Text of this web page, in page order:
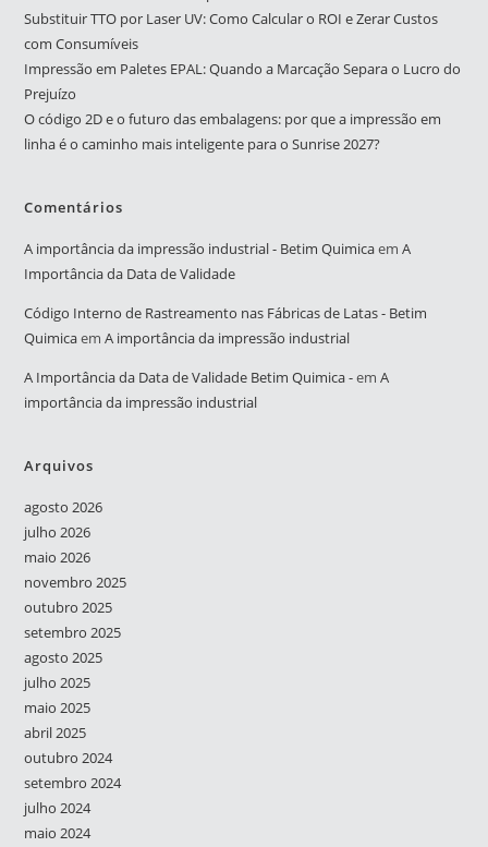
Substituir TTO por Laser UV: Como Calcular o ROI e Zerar Custos
com Consumíveis
Impressão em Paletes EPAL: Quando a Marcação Separa o Lucro do
Prejuízo
O código 2D e o futuro das embalagens: por que a impressão em
linha é o caminho mais inteligente para o Sunrise 2027?
Comentários
A importância da impressão industrial - Betim QuimicaemA
Importância da Data de Validade
Código Interno de Rastreamento nas Fábricas de Latas - Betim
QuimicaemA importância da impressão industrial
A Importância da Data de Validade Betim Quimica -emA
importância da impressão industrial
Arquivos
agosto 2026
julho 2026
maio 2026
novembro 2025
outubro 2025
setembro 2025
agosto 2025
julho 2025
maio 2025
abril 2025
outubro 2024
setembro 2024
julho 2024
maio 2024